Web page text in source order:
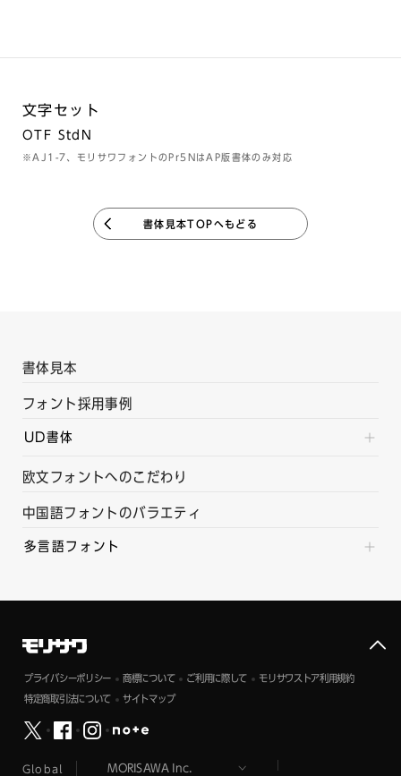
文字セット
OTF StdN
※AJ1-7、モリサワフォントのPr5NはAP版書体のみ対応
書体見本TOPへもどる
書体見本
フォント採用事例
UD書体
欧文フォントへのこだわり
中国語フォントのバラエティ
多言語フォント
プライバシーポリシー 商標について ご利用に際して モリサワストア利用規約
特定商取引法について サイトマップ
Global